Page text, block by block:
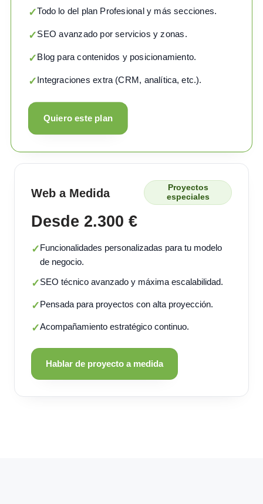
✓Todo lo del plan Profesional y más secciones.
✓SEO avanzado por servicios y zonas.
✓Blog para contenidos y posicionamiento.
✓Integraciones extra (CRM, analítica, etc.).
Quiero este plan
Web a Medida
Proyectos
especiales
Desde 2.300 €
✓Funcionalidades personalizadas para tu modelo
de negocio.
✓SEO técnico avanzado y máxima escalabilidad.
✓Pensada para proyectos con alta proyección.
✓Acompañamiento estratégico continuo.
Hablar de proyecto a medida